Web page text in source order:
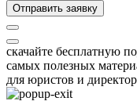
Отправить заявку
скачайте бесплатную
самых полезных
для юристов и